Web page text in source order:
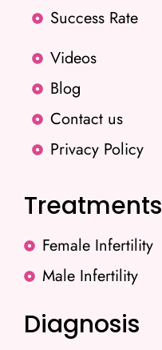
Success Rate
Videos
Blog
Contact us
Privacy Policy
Treatments
Female Infertility
Male Infertility
Diagnosis